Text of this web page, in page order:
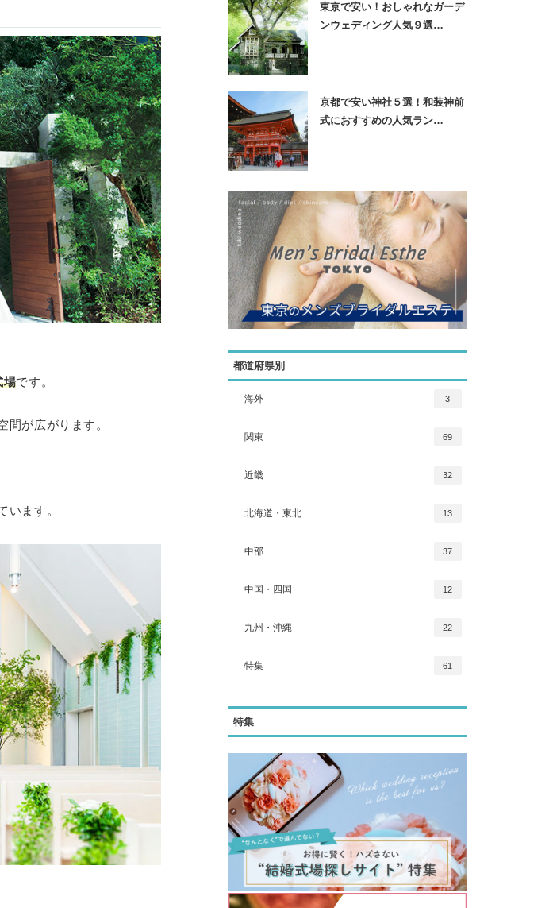
場です。
が広がります。
います。
東京で安い！おしゃれなガーデ
ンウェディング人気９選…
京都で安い神社５選！和装神前
式におすすめの人気ラン…
都道府県別
海外 3
関東 69
近畿 32
北海道・東北 13
中部 37
中国・四国 12
九州・沖縄 22
特集 61
特集